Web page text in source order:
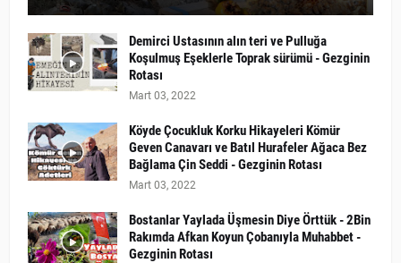
Demirci Ustasının alın teri ve Pulluğa
Koşulmuş Eşeklerle Toprak sürümü - Gezginin
Rotası
Mart 03, 2022
Köyde Çocukluk Korku Hikayeleri Kömür
Geven Canavarı ve Batıl Hurafeler Ağaca Bez
Bağlama Çin Seddi - Gezginin Rotası
Mart 03, 2022
Bostanlar Yaylada Üşmesin Diye Örttük - 2Bin
Rakımda Afkan Koyun Çobanıyla Muhabbet -
Gezginin Rotası